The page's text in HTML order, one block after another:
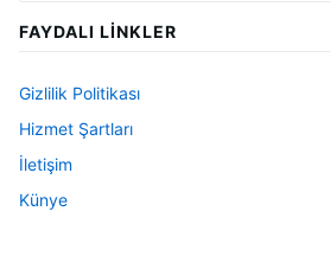
FAYDALI LINKLER
Gizlilik Politikası
Hizmet Şartları
İletişim
Künye